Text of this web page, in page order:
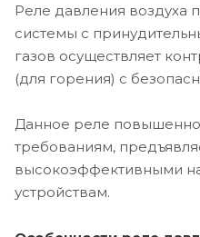
Реле давления воздуха
системы с
газов осуществляет
(для горения) с
Данное реле
требованиям,
высокоэффективными
устройствам.